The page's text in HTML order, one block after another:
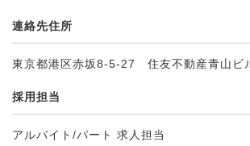
連絡先住所
東京都港区赤坂8-5-27 住友不動産青山ビ
採用担当
アルバイト/パート 求人担当